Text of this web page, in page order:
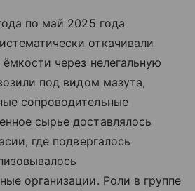
по май 2025 года
откачивали
через нелегальную
под видом мазута,
сопроводительные
сырье доставлялось
где подвергалось
организации. Роли в группе